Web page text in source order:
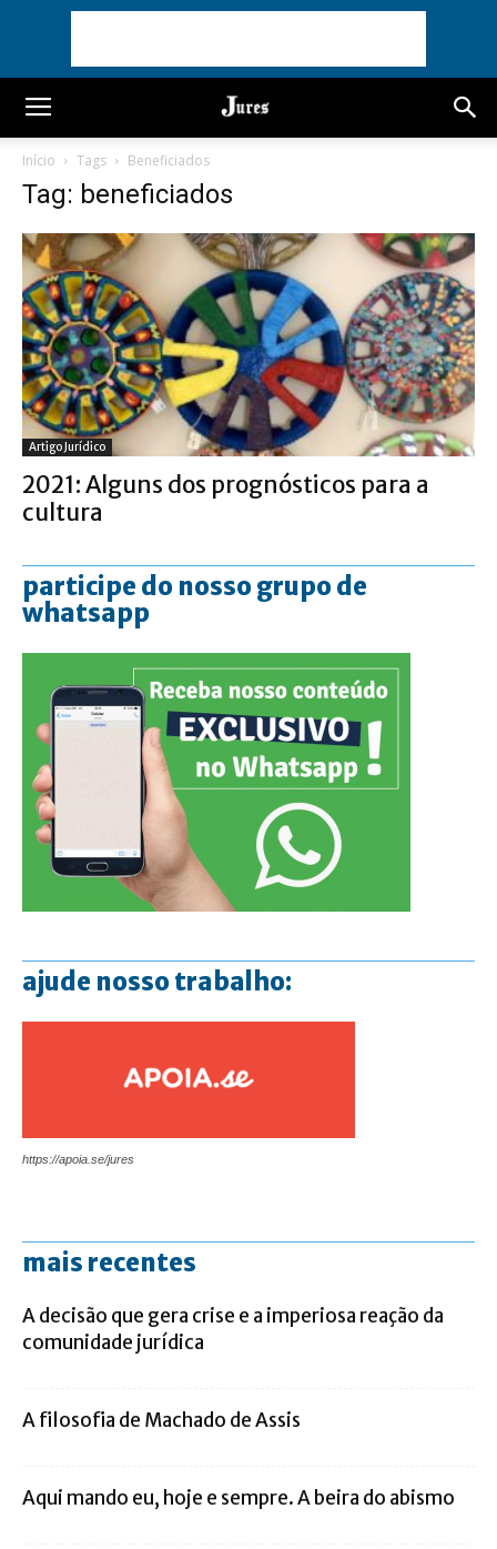
Início Tags Beneficiados
Tag: beneficiados
Artigo Jurídico
2021: Alguns dos prognósticos para a
cultura
participe do nosso grupo de
whatsapp
ajude nosso trabalho:
https://apoia.se/jures
mais recentes
A decisão que gera crise e a imperiosa reação da
comunidade jurídica
A filosofia de Machado de Assis
Aqui mando eu, hoje e sempre. A beira do abismo